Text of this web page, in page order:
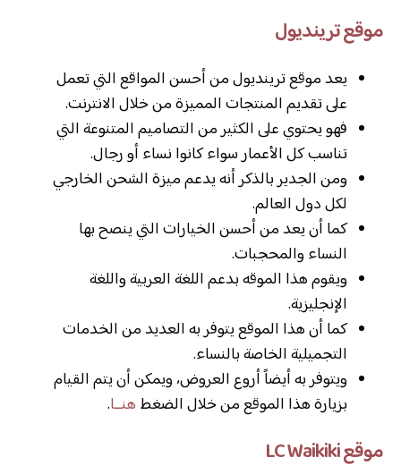
موقع ترينديول
يعد موقع ترينديول من أحسن المواقع التي تعمل
على تقديم المنتجات المميزة من خلال الانترنت.
فهو يحتوي على الكثير من التصاميم المتنوعة التي
تناسب كل الأعمار سواء كانوا نساء أو رجال.
ومن الجدير بالذكر أنه يدعم ميزة الشحن الخارجي
لكل دول العالم.
كما أن يعد من أحسن الخيارات التي ينصح بها
النساء والمحجبات.
ويقوم هذا الموقه بدعم اللغة العربية واللغة
الإنجليزية.
كما أن هذا الموقع يتوفر به العديد من الخدمات
التجميلية الخاصة بالنساء.
ويتوفر به أيضاً أروع العروض، ويمكن أن يتم القيام
بزيارة هذا الموقع من خلال الضغط هنــا.
موقع LC Waikiki